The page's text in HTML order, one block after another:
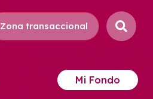
Zona transaccional
Mi Fondo